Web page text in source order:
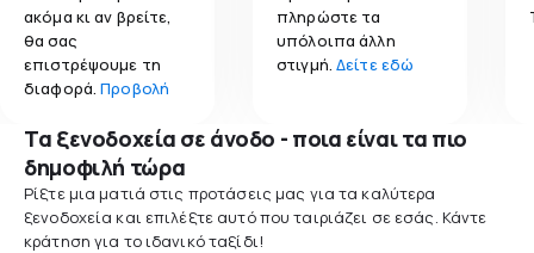
ακόμα κι αν βρείτε,
θα σας
επιστρέψουμε τη
διαφορά.Προβολή
πληρώστε τα
υπόλοιπα άλλη
στιγμή.Δείτε εδώ
Τα ξενοδοχεία σε άνοδο - ποια είναι τα πιο
δημοφιλή τώρα
Ρίξτε μια ματιά στις προτάσεις μας για τα καλύτερα
ξενοδοχεία και επιλέξτε αυτό που ταιριάζει σε εσάς. Κάντε
κράτηση για το ιδανικό ταξίδι!